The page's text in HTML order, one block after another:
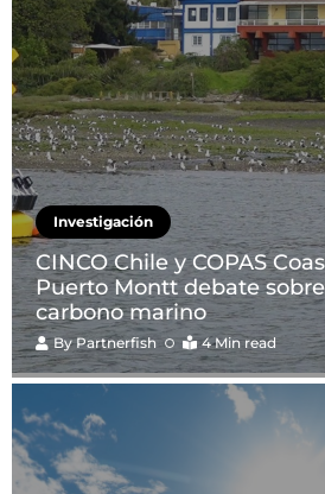
Investigación
CINCO Chile y COPAS
Puerto Montt debate
carbono marino
ByPartnerfish 4 Min read